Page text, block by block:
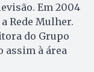
Em 2004
Rede Mulher.
do Grupo
assim à área